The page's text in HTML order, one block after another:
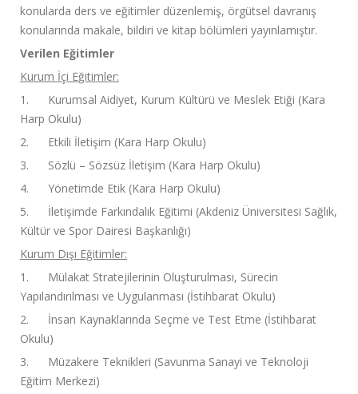
konularda ders ve eğitimler düzenlemiş, örgütsel davranış
konularında makale, bildiri ve kitap bölümleri yayınlamıştır.
Verilen Eğitimler
Kurum İçi Eğitimler:
1. Kurumsal Aidiyet, Kurum Kültürü ve Meslek Etiği (Kara
Harp Okulu)
2. Etkili İletişim (Kara Harp Okulu)
3. Sözlü – Sözsüz İletişim (Kara Harp Okulu)
4. Yönetimde Etik (Kara Harp Okulu)
5. İletişimde Farkındalık Eğitimi (Akdeniz Üniversitesi Sağlık,
Kültür ve Spor Dairesi Başkanlığı)
Kurum Dışı Eğitimler:
1. Mülakat Stratejilerinin Oluşturulması, Sürecin
Yapılandırılması ve Uygulanması (İstihbarat Okulu)
2. İnsan Kaynaklarında Seçme ve Test Etme (İstihbarat
Okulu)
3. Müzakere Teknikleri (Savunma Sanayi ve Teknoloji
Eğitim Merkezi)